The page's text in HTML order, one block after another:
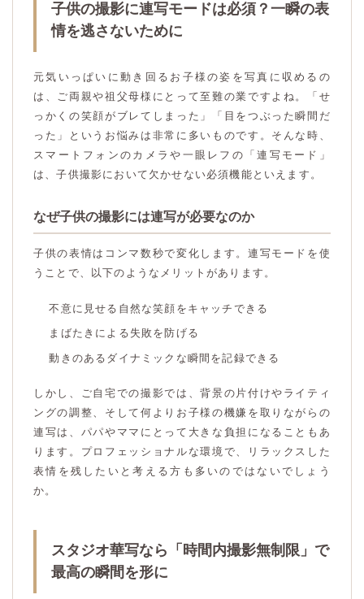
子供の撮影に連写モードは必須？一瞬の表
情を逃さないために
元気いっぱいに動き回るお子様の姿を写真に収めるの
は、ご両親や祖父母様にとって至難の業ですよね。「せ
っかくの笑顔がブレてしまった」「目をつぶった瞬間だ
った」というお悩みは非常に多いものです。そんな時、
スマートフォンのカメラや一眼レフの「連写モード」
は、子供撮影において欠かせない必須機能といえます。
なぜ子供の撮影には連写が必要なのか
子供の表情はコンマ数秒で変化します。連写モードを使
うことで、以下のようなメリットがあります。
不意に見せる自然な笑顔をキャッチできる
まばたきによる失敗を防げる
動きのあるダイナミックな瞬間を記録できる
しかし、ご自宅での撮影では、背景の片付けやライティ
ングの調整、そして何よりお子様の機嫌を取りながらの
連写は、パパやママにとって大きな負担になることもあ
ります。プロフェッショナルな環境で、リラックスした
表情を残したいと考える方も多いのではないでしょう
か。
スタジオ華写なら「時間内撮影無制限」で
最高の瞬間を形に